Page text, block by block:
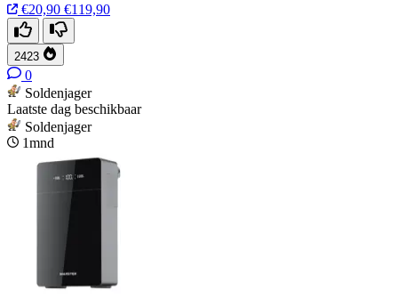
€20,90 €119,90
2423
0
Soldenjager
Laatste dag beschikbaar
Soldenjager
1mnd